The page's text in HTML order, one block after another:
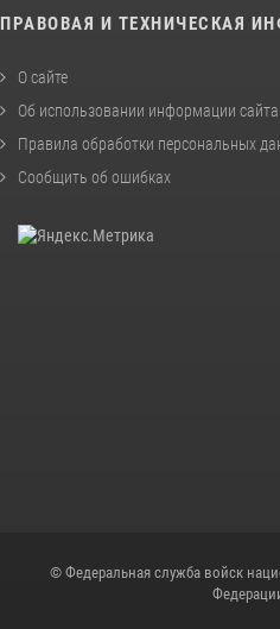
ПРАВОВАЯ И ТЕХНИЧЕСКАЯ
О сайте
Об использовании информации сайта
Правила обработки персональных
Сообщить об ошибках
© Федеральная служба войск